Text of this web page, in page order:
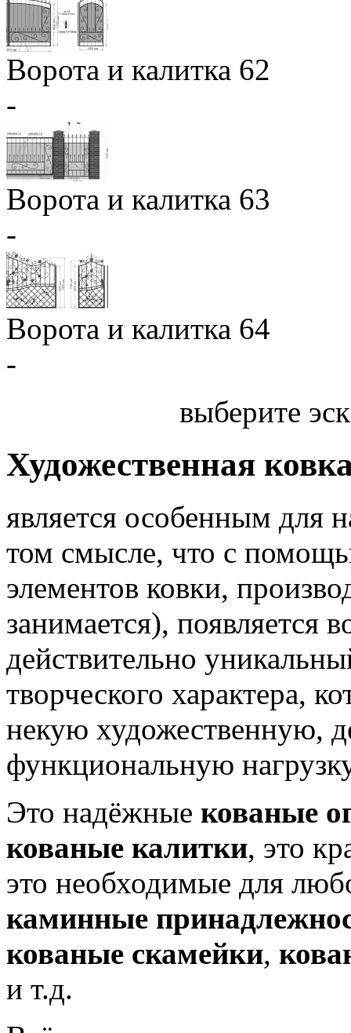
Ворота и калитка 62
-
Ворота и калитка 63
-
Ворота и калитка 64
-
выберите
Художественная
является особенным для
том смысле, что с
элементов ковки,
занимается), появляется
действительно
творческого характера,
некую художественную,
функциональную
Это надёжные кованые
кованые калитки, это
это необходимые для
каминные
кованые скамейки,
и т.д.